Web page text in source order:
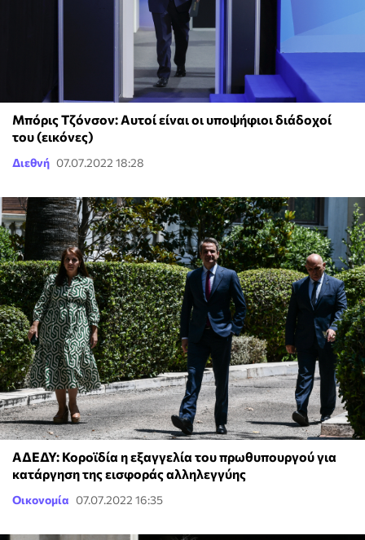
Μπόρις Τζόνσον: Αυτοί είναι οι υποψήφιοι διάδοχοί
του (εικόνες)
Διεθνή 07.07.2022 18:28
ΑΔΕΔΥ: Κοροϊδία η εξαγγελία του πρωθυπουργού για
κατάργηση της εισφοράς αλληλεγγύης
Οικονομία 07.07.2022 16:35